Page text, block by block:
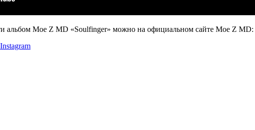
альбом Moe Z MD «Soulfinger» можно на официальном сайте Moe Z MD:
Instagram